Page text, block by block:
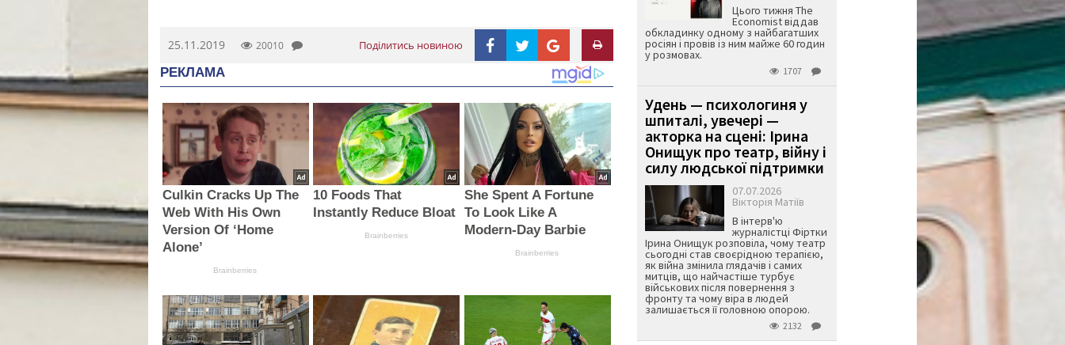
25.11.2019 20010 Поділитись новиною
РЕКЛАМА
Culkin Cracks Up The
Web With His Own
Version Of ‘Home
Alone’
Brainberries
10 Foods That
Instantly Reduce Bloat
Brainberries
She Spent A Fortune
To Look Like A
Modern-Day Barbie
Brainberries
Цього тижня The
Economist віддав
обкладинку одному з найбагатших
росіян і провів із ним майже 60 годин
у розмовах.
1707
Удень — психологиня у
шпиталі, увечері —
акторка на сцені: Ірина
Онищук про театр, війну і
силу людської підтримки
07.07.2026
Вікторія Матіїв
В інтерв'ю
журналістці Фіртки
Ірина Онищук розповіла, чому театр
сьогодні став своєрідною терапією,
як війна змінила глядачів і самих
митців, що найчастіше турбує
військових після повернення з
фронту та чому віра в людей
залишається її головною опорою.
2132